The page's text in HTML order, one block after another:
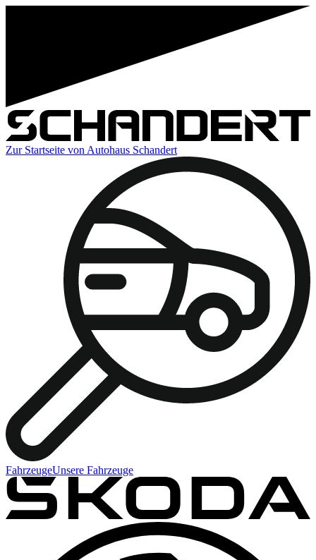
Zur Startseite von Autohaus Schandert
FahrzeugeUnsere Fahrzeuge